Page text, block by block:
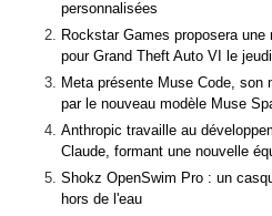
personnalisées
Rockstar Games proposera
pour Grand Theft Auto VI le
Meta présente Muse Code, son
par le nouveau modèle Muse
Anthropic travaille au
Claude, formant une nouvelle
Shokz OpenSwim Pro : un
hors de l'eau